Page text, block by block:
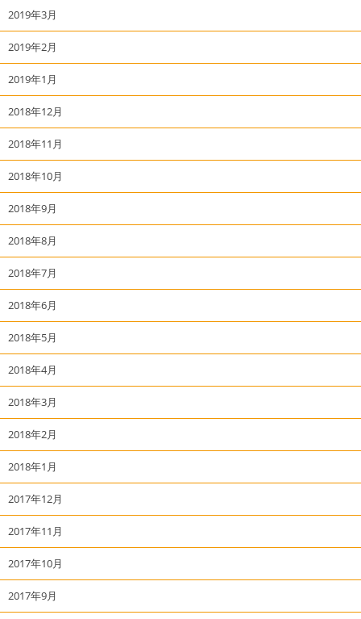
2019年3月
2019年2月
2019年1月
2018年12月
2018年11月
2018年10月
2018年9月
2018年8月
2018年7月
2018年6月
2018年5月
2018年4月
2018年3月
2018年2月
2018年1月
2017年12月
2017年11月
2017年10月
2017年9月